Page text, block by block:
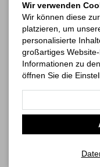
Kategorien
Kalender
Wir verwenden
Wir können diese
platzieren, um
personalisierte
großartiges
Informationen zu
öffnen Sie die